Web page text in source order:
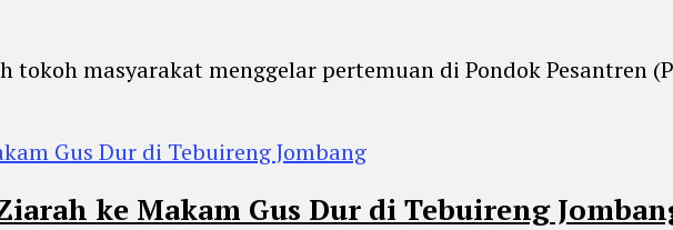
tokoh masyarakat menggelar pertemuan di Pondok Pesantren
ke Makam Gus Dur di Tebuireng